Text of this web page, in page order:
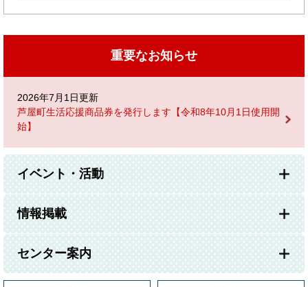
重要なお知らせ
2026年7月1日更新
芦屋町生活応援商品券を発行します【令和8年10月1日使用開
始】
イベント・活動
情報掲載
センター案内